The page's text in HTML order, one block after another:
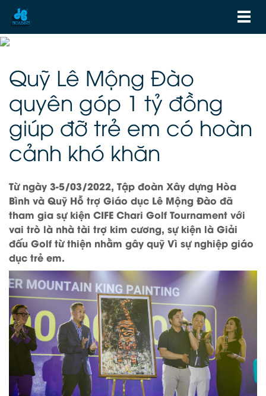
Quỹ Lê Mộng Đào
quyên góp 1 tỷ đồng
giúp đỡ trẻ em có hoàn
cảnh khó khăn
Từ ngày 3-5/03/2022, Tập đoàn Xây dựng Hòa
Bình và Quỹ Hỗ trợ Giáo dục Lê Mộng Đào đã
tham gia sự kiện CIFE Chari Golf Tournament với
vai trò là nhà tài trợ kim cương, sự kiện là Giải
đấu Golf từ thiện nhằm gây quỹ Vì sự nghiệp giáo
dục trẻ em.